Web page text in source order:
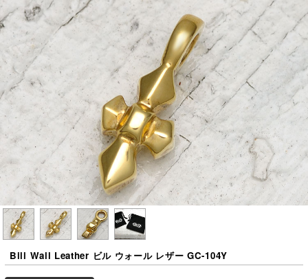
Bill Wall Leather ビル ウォール レザー GC-104Y